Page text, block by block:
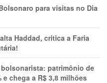
para visitas no Dia
Haddad, critica a Faria
patrimônio de
e chega a R$ 3,8 milhões